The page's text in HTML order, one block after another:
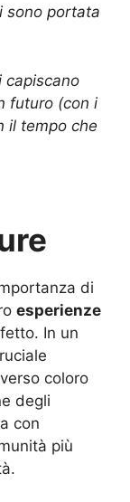
sono portata
capiscano
futuro (con i
il tempo che
di
esperienze
In un
coloro
degli
con
più